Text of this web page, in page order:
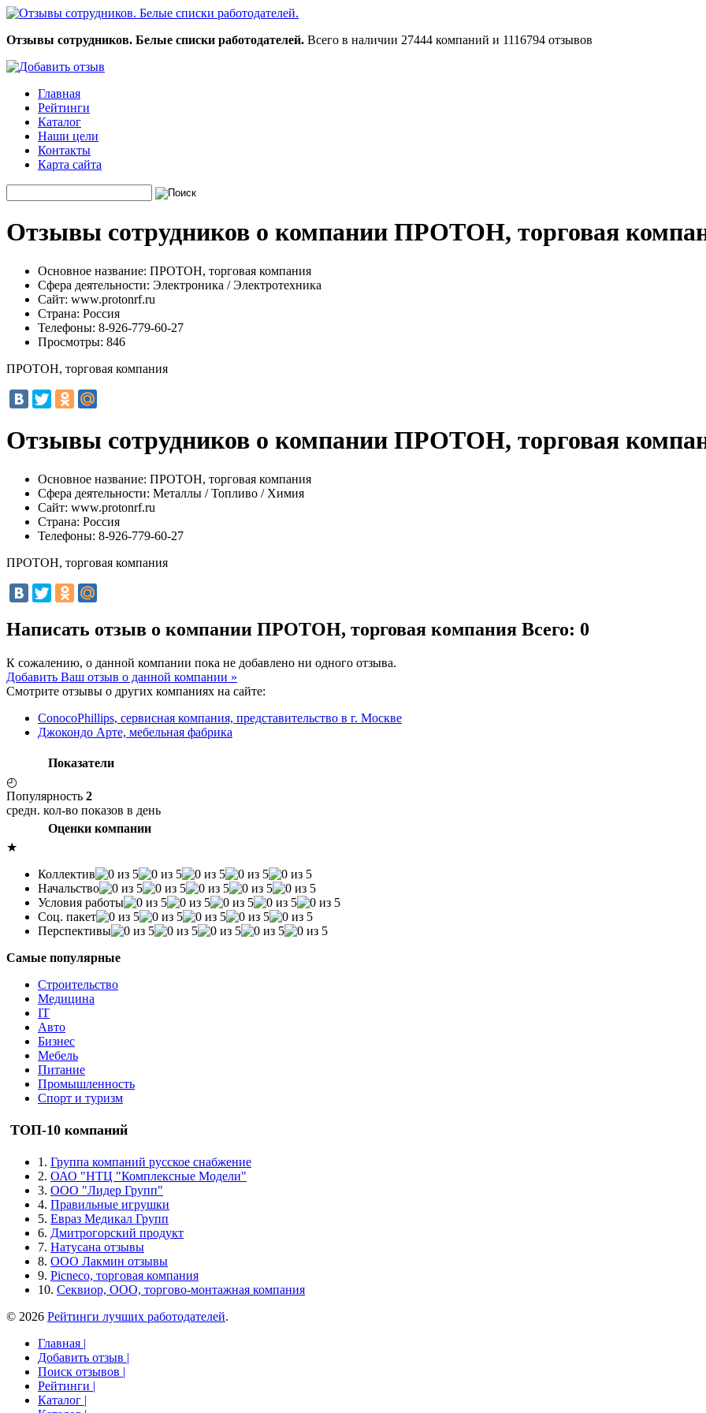
Отзывы сотрудников. Белые списки работодателей. Всего в наличии 27444 компаний и 1116794 отзывов
Главная
Рейтинги
Каталог
Наши цели
Контакты
Карта сайта
Отзывы сотрудников о компании ПРОТОН, торговая
Основное название: ПРОТОН, торговая компания
Сфера деятельности: Электроника / Электротехника
Сайт: www.protonrf.ru
Страна: Россия
Телефоны: 8-926-779-60-27
Просмотры: 846
ПРОТОН, торговая компания
Отзывы сотрудников о компании ПРОТОН, торговая
Основное название: ПРОТОН, торговая компания
Сфера деятельности: Металлы / Топливо / Химия
Сайт: www.protonrf.ru
Страна: Россия
Телефоны: 8-926-779-60-27
ПРОТОН, торговая компания
Написать отзыв о компании ПРОТОН, торговая компания Всего: 0
К сожалению, о данной компании пока не добавлено ни одного отзыва.
Добавить Ваш отзыв о данной компании »
Смотрите отзывы о других компаниях на сайте:
ConocoPhillips, сервисная компания, представительство в г. Москве
Джокондо Арте, мебельная фабрика
Показатели
◴
Популярность 2
средн. кол-во показов в день
Оценки компании
★
Коллектив
Начальство
Условия работы
Соц. пакет
Перспективы
Самые популярные
Строительство
Медицина
IT
Авто
Бизнес
Мебель
Питание
Промышленность
Спорт и туризм
ТОП-10 компаний
1. Группа компаний русское снабжение
2. ОАО "НТЦ "Комплексные Модели"
3. ООО "Лидер Групп"
4. Правильные игрушки
5. Евраз Медикал Групп
6. Дмитрогорский продукт
7. Натусана отзывы
8. ООО Лакмин отзывы
9. Picneco, торговая компания
10. Секвиор, ООО, торгово-монтажная компания
© 2026 Рейтинги лучших работодателей.
Главная |
Добавить отзыв |
Поиск отзывов |
Рейтинги |
Каталог |